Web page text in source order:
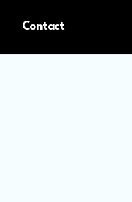
Contact